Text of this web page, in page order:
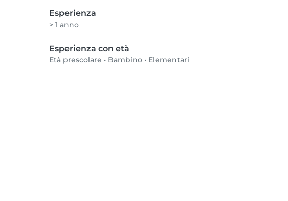
Esperienza
> 1 anno
Esperienza con età
Età prescolare • Bambino • Elementari